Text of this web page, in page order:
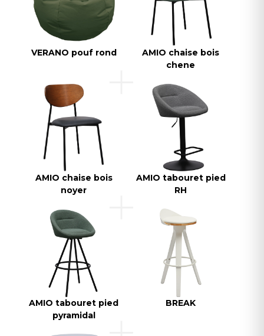
VERANO pouf rond
AMIO chaise bois
chene
AMIO chaise bois
noyer
AMIO tabouret pied
RH
AMIO tabouret pied
pyramidal
BREAK